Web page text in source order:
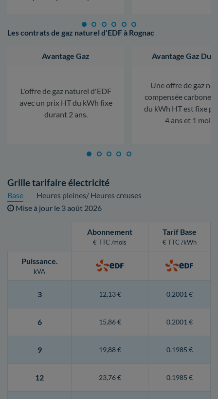
Les contrats de gaz naturel d'EDF à Rognac
Avantage Gaz
L'offre de gaz naturel d'EDF
avec un prix HT du kWh fixe
durant 2 ans.
Avantage Gaz
Une offre de gaz
compensée carbone.
du kWh HT est fixe
4 ans et 1 mois.
Grille tarifaire électricité
Base
Heures pleines/ Heures creuses
Mise à jour le 3 août 2026
Abonnement
€ TTC /mois
Tarif Base
€ TTC /kWh
Puissance.
kVA
3 12,13 € 0,2001 €
6 15,86 € 0,2001 €
9 19,88 € 0,1985 €
12 23,76 € 0,1985 €